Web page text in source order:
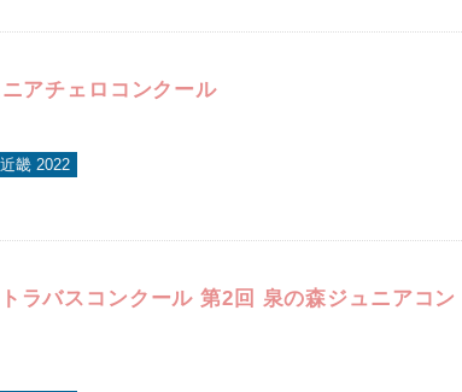
アチェロコンクール
畿 2022
ラバスコンクール 第2回 泉の森ジュニアコン